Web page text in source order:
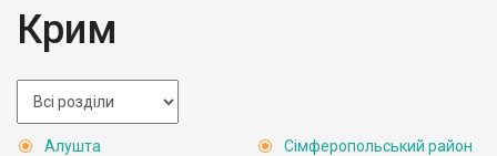
Крим
Алушта
Сімферопольський район